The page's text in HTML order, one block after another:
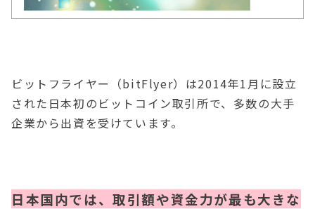
ビットフライヤー（bitFlyer）は2014年1月に設立
された日本初のビットコイン取引所で、多数の大手
企業から出資を受けています。
日本国内では、取引額や資金力が最も大きな